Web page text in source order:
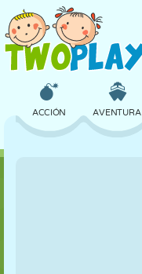
ACCIÓN AVENTURA